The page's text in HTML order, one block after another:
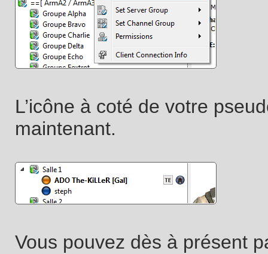
L’icône à coté de votre
maintenant.
Vous pouvez dès à présent